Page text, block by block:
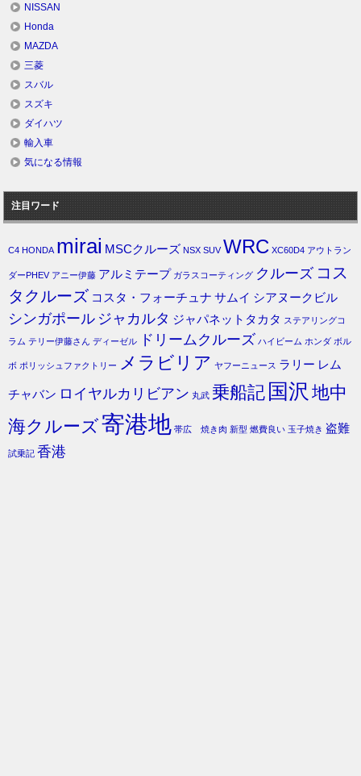
NISSAN
Honda
MAZDA
三菱
スバル
スズキ
ダイハツ
輸入車
気になる情報
注目ワード
C4 HONDA mirai MSCクルーズ NSX SUV WRC XC60D4 アウトラン
ダーPHEV アニー伊藤 アルミテープ ガラスコーティング クルーズ コス
タクルーズ コスタ・フォーチュナ サムイ シアヌークビル
シンガポール ジャカルタ ジャパネットタカタ ステアリングコ
ラム テリー伊藤さん ディーゼル ドリームクルーズ ハイビーム ホンダ ボル
ボ ポリッシュファクトリー メラビリア ヤフーニュース ラリー レム
チャバン ロイヤルカリビアン 丸武 乗船記 国沢 地中
海クルーズ寄港地 帯広 焼き肉 新型 燃費良い 玉子焼き 盗難
試乗記 香港